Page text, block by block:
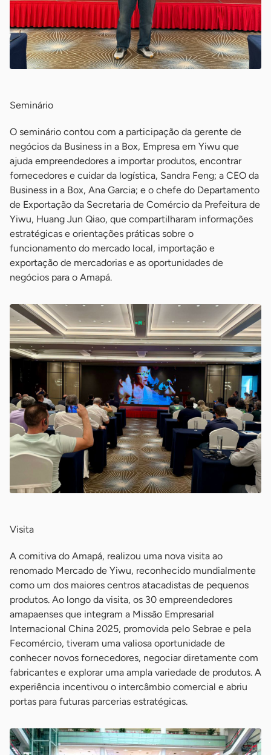
Seminário
O seminário contou com a participação da gerente de
negócios da Business in a Box, Empresa em Yiwu que
ajuda empreendedores a importar produtos, encontrar
fornecedores e cuidar da logística, Sandra Feng; a CEO da
Business in a Box, Ana Garcia; e o chefe do Departamento
de Exportação da Secretaria de Comércio da Prefeitura de
Yiwu, Huang Jun Qiao, que compartilharam informações
estratégicas e orientações práticas sobre o
funcionamento do mercado local, importação e
exportação de mercadorias e as oportunidades de
negócios para o Amapá.
Visita
A comitiva do Amapá, realizou uma nova visita ao
renomado Mercado de Yiwu, reconhecido mundialmente
como um dos maiores centros atacadistas de pequenos
produtos. Ao longo da visita, os 30 empreendedores
amapaenses que integram a Missão Empresarial
Internacional China 2025, promovida pelo Sebrae e pela
Fecomércio, tiveram uma valiosa oportunidade de
conhecer novos fornecedores, negociar diretamente com
fabricantes e explorar uma ampla variedade de produtos. A
experiência incentivou o intercâmbio comercial e abriu
portas para futuras parcerias estratégicas.